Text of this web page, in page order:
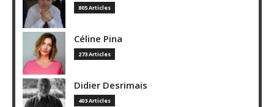
805 Articles
Céline Pina
273 Articles
Didier Desrimais
403 Articles